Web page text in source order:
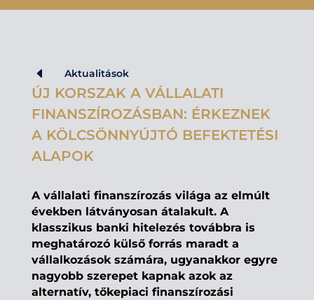
D Aktualitások
ÚJ KORSZAK A VÁLLALATI
FINANSZÍROZÁSBAN: ÉRKEZNEK
A KÖLCSÖNNYÚJTÓ BEFEKTETÉSI
ALAPOK
A vállalati finanszírozás világa az elmúlt
években látványosan átalakult. A
klasszikus banki hitelezés továbbra is
meghatározó külső forrás maradt a
vállalkozások számára, ugyanakkor egyre
nagyobb szerepet kapnak azok az
alternatív, tőkepiaci finanszírozási